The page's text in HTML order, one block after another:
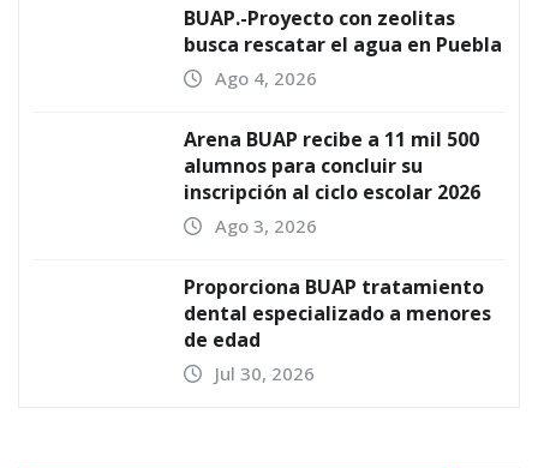
BUAP.-Proyecto con zeolitas
busca rescatar el agua en Puebla
Ago 4, 2026
Arena BUAP recibe a 11 mil 500
alumnos para concluir su
inscripción al ciclo escolar 2026
Ago 3, 2026
Proporciona BUAP tratamiento
dental especializado a menores
de edad
Jul 30, 2026